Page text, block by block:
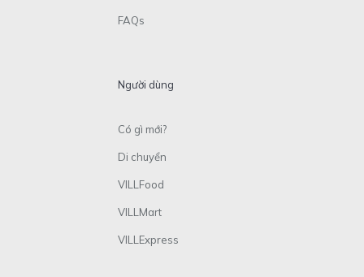
FAQs
Người dùng
Có gì mới?
Di chuyển
VILLFood
VILLMart
VILLExpress